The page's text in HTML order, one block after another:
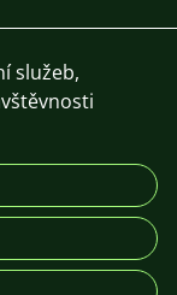
DE
For Aquarist
služeb,